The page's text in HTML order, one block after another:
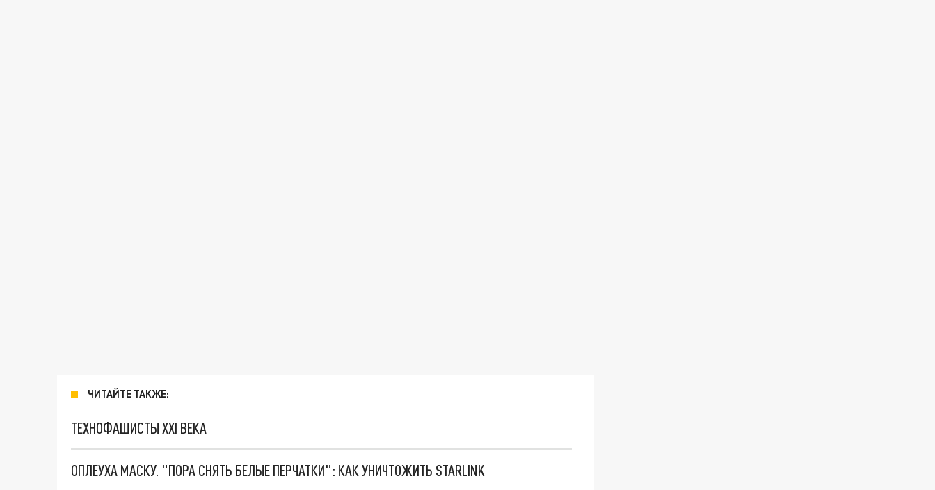
ЧИТАЙТЕ ТАКЖЕ:
ТЕХНОФАШИСТЫ XXI ВЕКА
ОПЛЕУХА МАСКУ. "ПОРА СНЯТЬ БЕЛЫЕ ПЕРЧАТКИ": КАК УНИЧТОЖИТЬ STARLINK